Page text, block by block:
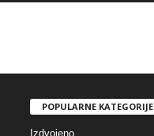
POPULARNE KATEGORIJE
Izdvojeno